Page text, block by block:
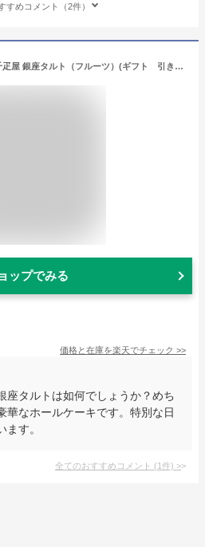
すめコメント（2件）
【メーカー直送】銀座千疋屋 銀座タルト（フルーツ）(ギフト 引き出物 引出物 快気祝い スイーツギフト 内祝い おいしい お菓子ギフト 人気スイーツ おうちスイーツ 手土産 千疋屋 銀座千疋屋 人気店 ケーキ)
ップでみる
価格と在庫を楽天でチェック >>
座タルトは如何でしょうか？めち
華なホールケーキです。特別な日
す。
全てのおすすめコメント (1件) >